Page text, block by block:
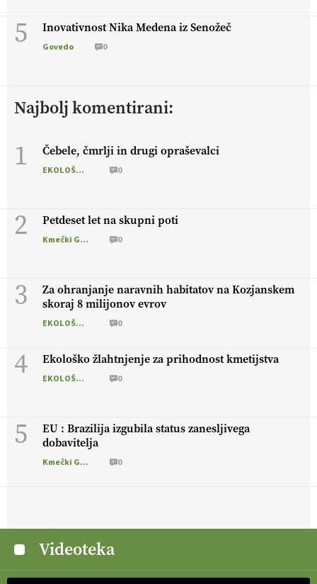
5 Inovativnost Nika Medena iz Senožeč
Govedo 0
Najbolj komentirani:
1 Čebele, čmrlji in drugi opraševalci
EKOLOŠKO LOGIČNO 0
2 Petdeset let na skupni poti
Kmečki Glas 0
3
Za ohranjanje naravnih habitatov na Kozjanskem
skoraj 8 milijonov evrov
EKOLOŠKO LOGIČNO 0
4 Ekološko žlahtnjenje za prihodnost kmetijstva
EKOLOŠKO LOGIČNO 0
5
EU : Brazilija izgubila status zanesljivega
dobavitelja
Kmečki Glas 0
Videoteka